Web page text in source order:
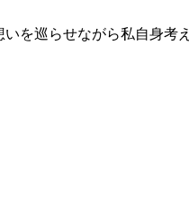
を巡らせながら私自身考え